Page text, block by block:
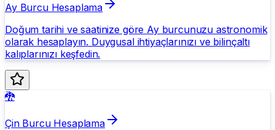
Ay Burcu Hesaplama
Doğum tarihi ve saatinize göre Ay burcunuzu astronomik
olarak hesaplayın. Duygusal ihtiyaçlarınızı ve bilinçaltı
kalıplarınızı keşfedin.
🐉
Çin Burcu Hesaplama